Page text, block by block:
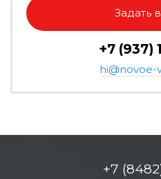
Задать
+7 (937)
+7